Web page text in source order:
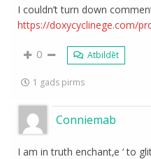
I couldn’t turn down
https://doxycyclinege.com/
0 Atbildēt
1 gads pirms
Conniemab
I am in truth enchant‚e ‘ to